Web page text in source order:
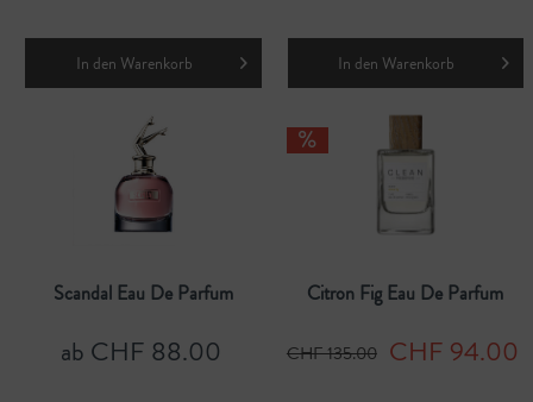
In den Warenkorb In den Warenkorb
Scandal Eau De Parfum
ab CHF 88.00
Citron Fig Eau De Parfum
CHF 135.00 CHF 94.00